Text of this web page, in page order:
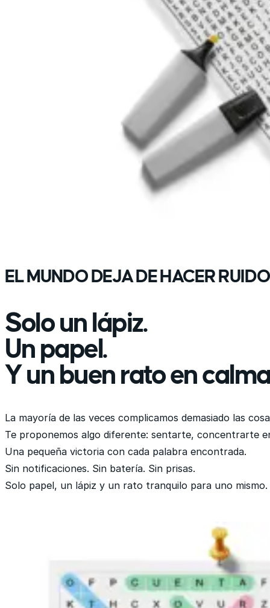
EL MUNDO DEJA DE HACER RUIDO
Solo un lápiz.
Un papel.
Y un buen rato en
La mayoría de las veces complicamos demasiado las
Te proponemos algo diferente: sentarte, concentrarte
Una pequeña victoria con cada palabra encontrada.
Sin notificaciones. Sin batería. Sin prisas.
Solo papel, un lápiz y un rato tranquilo para uno mismo.